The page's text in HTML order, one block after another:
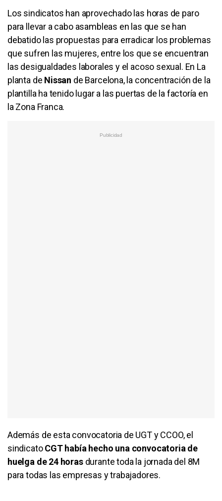
Los sindicatos han aprovechado las horas de paro
para llevar a cabo asambleas en las que se han
debatido las propuestas para erradicar los problemas
que sufren las mujeres, entre los que se encuentran
las desigualdades laborales y el acoso sexual. En La
planta de Nissan de Barcelona, la concentración de la
plantilla ha tenido lugar a las puertas de la factoría en
la Zona Franca.
Además de esta convocatoria de UGT y CCOO, el
sindicatoCGT había hecho una convocatoria de
huelga de 24 horasdurante toda la jornada del 8M
para todas las empresas y trabajadores.